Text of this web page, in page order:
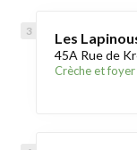
Les
45A Rue de
Crèche et